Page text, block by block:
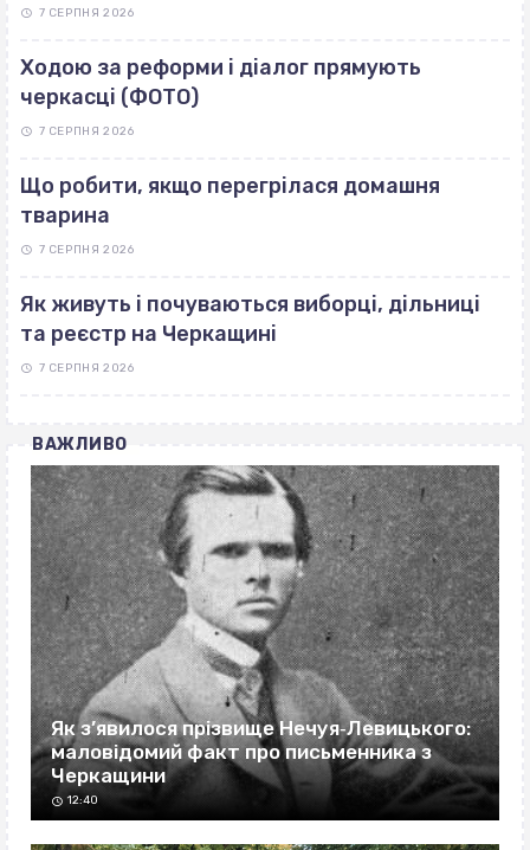
7 СЕРПНЯ 2026
Ходою за реформи і діалог прямують
черкасці (ФОТО)
7 СЕРПНЯ 2026
Що робити, якщо перегрілася домашня
тварина
7 СЕРПНЯ 2026
Як живуть і почуваються виборці, дільниці
та реєстр на Черкащині
7 СЕРПНЯ 2026
ВАЖЛИВО
Як з’явилося прізвище Нечуя‐Левицького:
маловідомий факт про письменника з
Черкащини
12:40